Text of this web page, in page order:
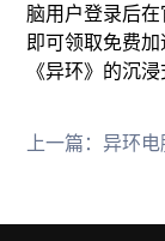
脑用户登录后在
即可领取免费
《异环》的沉
上一篇：异环电脑版帧率实测 海外